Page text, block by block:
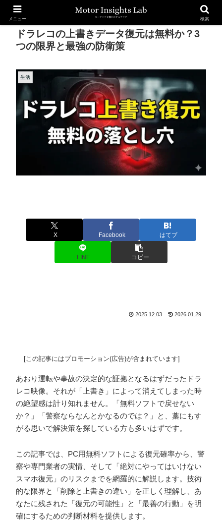
ドラレコの上書きデータ復元は無料か？3
つの限界と最強の防衛策
生活
X Facebook はてブ
LINE コピー
2025.12.03 2026.01.29
[この記事にはプロモーション(広告)が含まれています]
あおり運転や事故の決定的な証拠となるはずだったドラ
レコ映像。それが「上書き」によって消えてしまった時
の絶望感は計り知れません。「無料ソフトで戻せない
か？」「警察ならなんとかなるのでは？」と、藁にもす
がる思いで解決策を探している方も多いはずです。
この記事では、PC用無料ソフトによる復元確率から、警
察や専門業者の実情、そして「絶対にやってはいけない
スマホ復元」のリスクまでを網羅的に解説します。技術
的な限界と「削除と上書きの違い」を正しく理解し、あ
なたに残された「復元の可能性」と「最善の行動」を明
確にするための判断材料を提供します。
メニュー 検索